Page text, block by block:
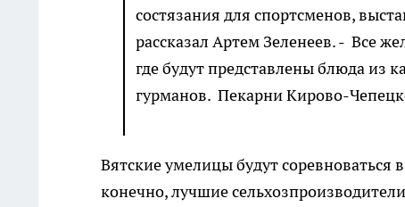
состязания для спортсменов,
рассказал Артем Зеленеев. - Все
где будут представлены блюда из
гурманов. Пекарни Кирово-
Вятские умелицы будут
конечно, лучшие